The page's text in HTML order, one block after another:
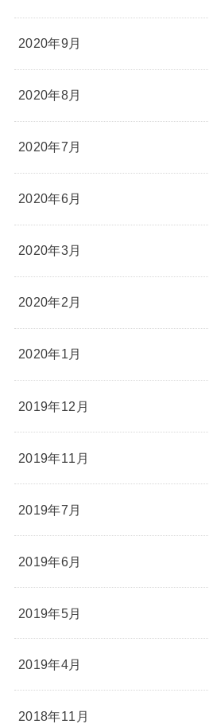
2020年9月
2020年8月
2020年7月
2020年6月
2020年3月
2020年2月
2020年1月
2019年12月
2019年11月
2019年7月
2019年6月
2019年5月
2019年4月
2018年11月